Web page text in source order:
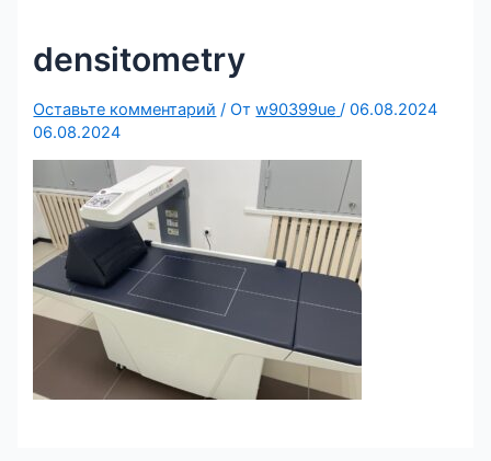
densitometry
Оставьте комментарий / От w90399ue /06.08.2024
06.08.2024